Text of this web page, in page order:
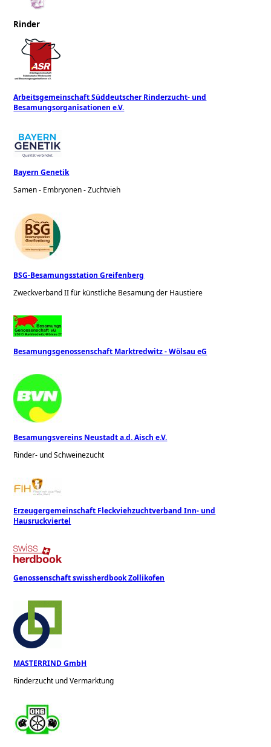
Rinder
Arbeitsgemeinschaft Süddeutscher Rinderzucht- und
Besamungsorganisationen e.V.
Bayern Genetik
Samen - Embryonen - Zuchtvieh
BSG-Besamungsstation Greifenberg
Zweckverband II für künstliche Besamung der Haustiere
Besamungsgenossenschaft Marktredwitz - Wölsau eG
Besamungsvereins Neustadt a.d. Aisch e.V.
Rinder- und Schweinezucht
Erzeugergemeinschaft Fleckviehzuchtverband Inn- und
Hausruckviertel
Genossenschaft swissherdbook Zollikofen
MASTERRIND GmbH
Rinderzucht und Vermarktung